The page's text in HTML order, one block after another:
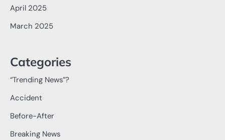
April 2025
March 2025
Categories
“Trending News”?
Accident
Before-After
Breaking News